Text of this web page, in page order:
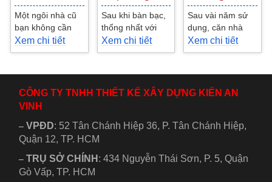
Một ngôi nhà cũ
bạn không cần
“đập đi xây lại”,
bạn vẫn có thể sở
Xem chi tiết
Sau khi bàn bạc,
thống nhất với
chủ đầu tư về
hình thức và nội
về...
Xem chi tiết
Sau vài năm sử
dụng, căn nhà
của bạn sẽ cũ kỹ
xuống cấp, vì thế
chuyển...
Xem chi tiết
CÔNG TY TNHH THIẾT KẾ XÂY DỰNG KIẾN AN
VINH
–VPĐD: 52 Tân Chánh Hiệp 36, P. Tân Chánh Hiệp,
Quận 12, TP. HCM
– TRỤ SỞ CHÍNH :434 Nguyễn Thái Sơn, P. 5, Quận
Gò Vấp, TP. HCM